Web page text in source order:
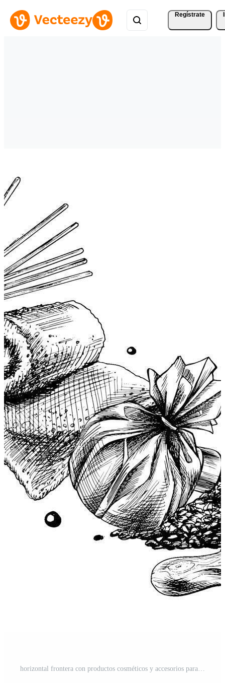
Regístrate
horizontal frontera con productos cosméticos y accesorios para el baño y spa. gráfico ilustración línea Arte mano dibujado en negro y blanco monocromo. sin costura frontera modelo Vector Pro